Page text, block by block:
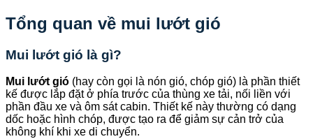
Tổng quan về mui lướt gió
Mui lướt gió là gì?
Mui lướt gió (hay còn gọi là nón gió, chóp gió) là phần thiết
kế được lắp đặt ở phía trước của thùng xe tải, nối liền với
phần đầu xe và ôm sát cabin. Thiết kế này thường có dạng
dốc hoặc hình chóp, được tạo ra để giảm sự cản trở của
không khí khi xe di chuyển.